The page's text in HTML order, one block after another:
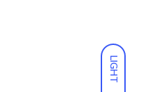
LIGHT